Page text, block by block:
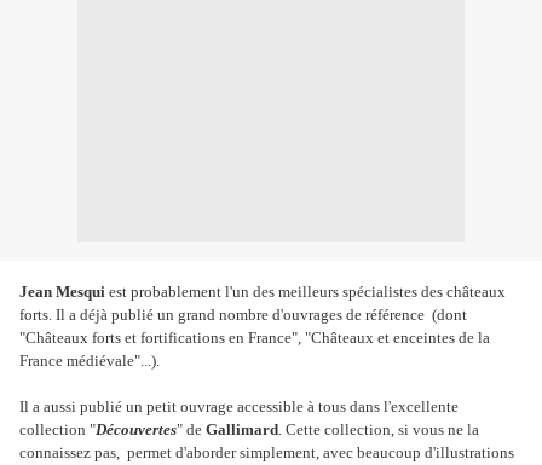
Jean Mesqui est probablement l'un des meilleurs spécialistes des châteaux
forts. Il a déjà publié un grand nombre d'ouvrages de référence (dont
"Châteaux forts et fortifications en France", "Châteaux et enceintes de la
France médiévale"...).
Il a aussi publié un petit ouvrage accessible à tous dans l'excellente
collection "Découvertes" de Gallimard. Cette collection, si vous ne la
connaissez pas, permet d'aborder simplement, avec beaucoup d'illustrations